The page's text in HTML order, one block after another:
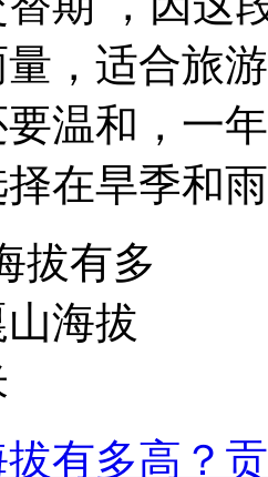
，适合旅
温和，一
在旱季和
有多高？